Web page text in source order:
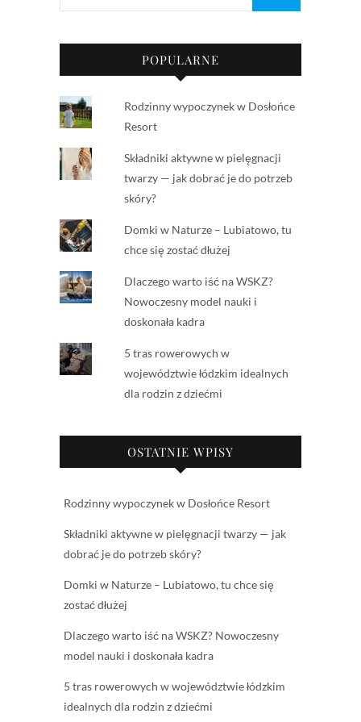
POPULARNE
Rodzinny wypoczynek w Dosłońce
Resort
Składniki aktywne w pielęgnacji
twarzy — jak dobrać je do potrzeb
skóry?
Domki w Naturze – Lubiatowo, tu
chce się zostać dłużej
Dlaczego warto iść na WSKZ?
Nowoczesny model nauki i
doskonała kadra
5 tras rowerowych w
województwie łódzkim idealnych
dla rodzin z dziećmi
OSTATNIE WPISY
Rodzinny wypoczynek w Dosłońce Resort
Składniki aktywne w pielęgnacji twarzy — jak
dobrać je do potrzeb skóry?
Domki w Naturze – Lubiatowo, tu chce się
zostać dłużej
Dlaczego warto iść na WSKZ? Nowoczesny
model nauki i doskonała kadra
5 tras rowerowych w województwie łódzkim
idealnych dla rodzin z dziećmi